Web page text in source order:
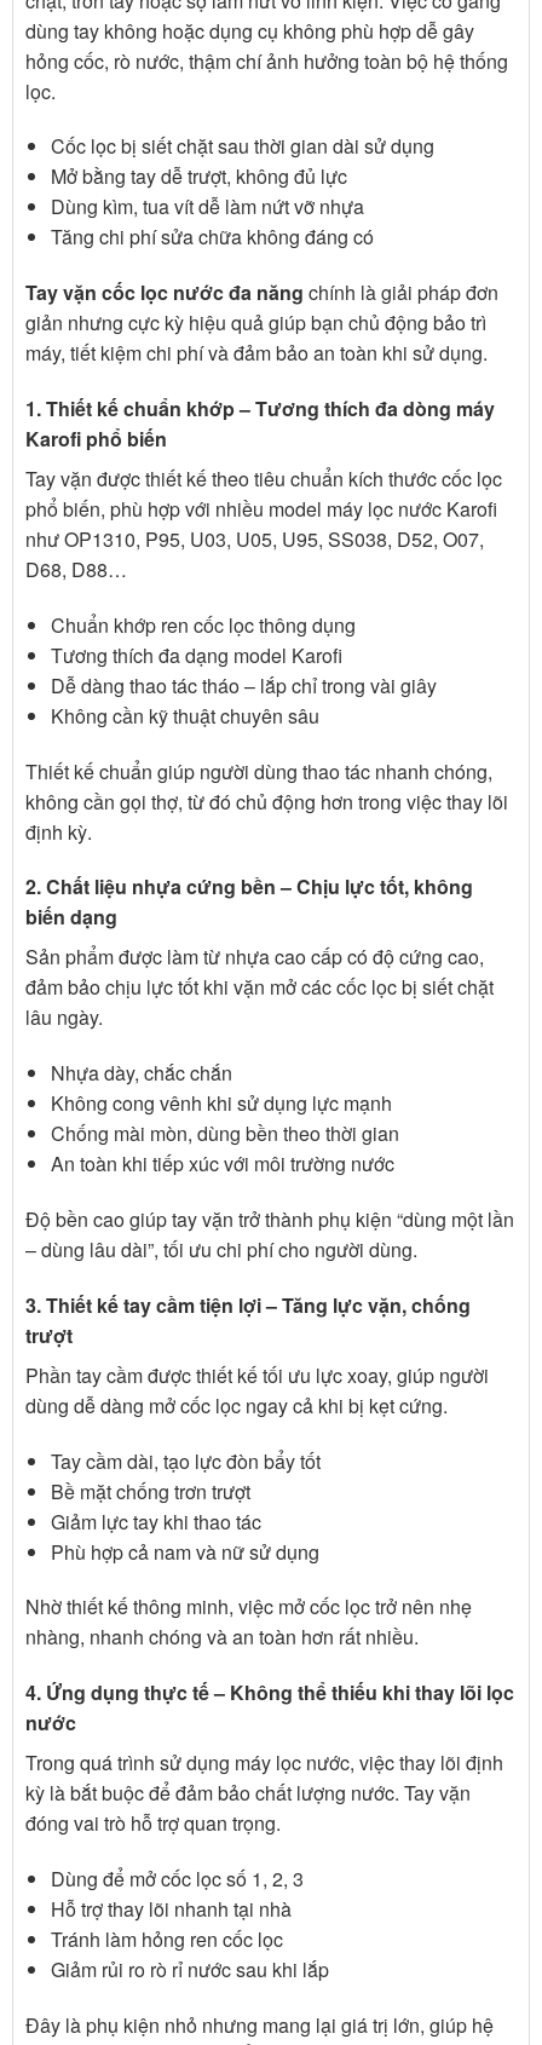
dùng tay không hoặc dụng cụ không phù hợp dễ gây
hỏng cốc, rò nước, thậm chí ảnh hưởng toàn bộ hệ thống
lọc.
Cốc lọc bị siết chặt sau thời gian dài sử dụng
Mở bằng tay dễ trượt, không đủ lực
Dùng kìm, tua vít dễ làm nứt vỡ nhựa
Tăng chi phí sửa chữa không đáng có
Tay vặn cốc lọc nước đa năng chính là giải pháp đơn
giản nhưng cực kỳ hiệu quả giúp bạn chủ động bảo trì
máy, tiết kiệm chi phí và đảm bảo an toàn khi sử dụng.
1. Thiết kế chuẩn khớp – Tương thích đa dòng máy
Karofi phổ biến
Tay vặn được thiết kế theo tiêu chuẩn kích thước cốc lọc
phổ biến, phù hợp với nhiều model máy lọc nước Karofi
như OP1310, P95, U03, U05, U95, SS038, D52, O07,
D68, D88…
Chuẩn khớp ren cốc lọc thông dụng
Tương thích đa dạng model Karofi
Dễ dàng thao tác tháo – lắp chỉ trong vài giây
Không cần kỹ thuật chuyên sâu
Thiết kế chuẩn giúp người dùng thao tác nhanh chóng,
không cần gọi thợ, từ đó chủ động hơn trong việc thay lõi
định kỳ.
2. Chất liệu nhựa cứng bền – Chịu lực tốt, không
biến dạng
Sản phẩm được làm từ nhựa cao cấp có độ cứng cao,
đảm bảo chịu lực tốt khi vặn mở các cốc lọc bị siết chặt
lâu ngày.
Nhựa dày, chắc chắn
Không cong vênh khi sử dụng lực mạnh
Chống mài mòn, dùng bền theo thời gian
An toàn khi tiếp xúc với môi trường nước
Độ bền cao giúp tay vặn trở thành phụ kiện “dùng một lần
– dùng lâu dài”, tối ưu chi phí cho người dùng.
3. Thiết kế tay cầm tiện lợi – Tăng lực vặn, chống
trượt
Phần tay cầm được thiết kế tối ưu lực xoay, giúp người
dùng dễ dàng mở cốc lọc ngay cả khi bị kẹt cứng.
Tay cầm dài, tạo lực đòn bẩy tốt
Bề mặt chống trơn trượt
Giảm lực tay khi thao tác
Phù hợp cả nam và nữ sử dụng
Nhờ thiết kế thông minh, việc mở cốc lọc trở nên nhẹ
nhàng, nhanh chóng và an toàn hơn rất nhiều.
4. Ứng dụng thực tế – Không thể thiếu khi thay lõi lọc
nước
Trong quá trình sử dụng máy lọc nước, việc thay lõi định
kỳ là bắt buộc để đảm bảo chất lượng nước. Tay vặn
đóng vai trò hỗ trợ quan trọng.
Dùng để mở cốc lọc số 1, 2, 3
Hỗ trợ thay lõi nhanh tại nhà
Tránh làm hỏng ren cốc lọc
Giảm rủi ro rò rỉ nước sau khi lắp
Đây là phụ kiện nhỏ nhưng mang lại giá trị lớn, giúp hệ